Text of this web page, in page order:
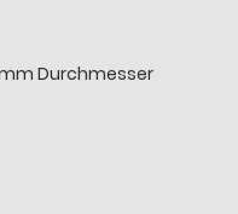
Durchmesser